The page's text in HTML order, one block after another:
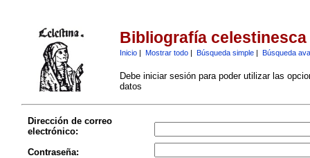
Bibliografía celestinesca
Inicio| Mostrar todo| Búsqueda simple| Búsqueda
Debe iniciar sesión para poder utilizar las
datos
Dirección de correo
electrónico:
Contraseña: